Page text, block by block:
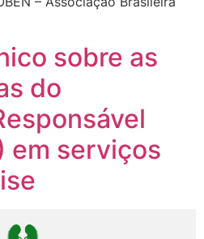
sobre as
do
em serviços